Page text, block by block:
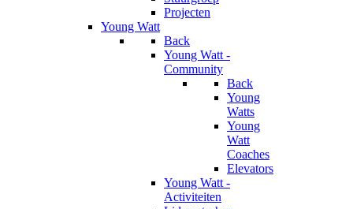
Projecten
Young Watt
Back
Young Watt -
Community
Back
Young
Watts
Young
Watt
Coaches
Elevators
Young Watt -
Activiteiten